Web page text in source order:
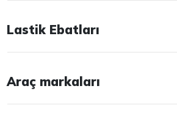
Lastik Ebatları
Araç markaları